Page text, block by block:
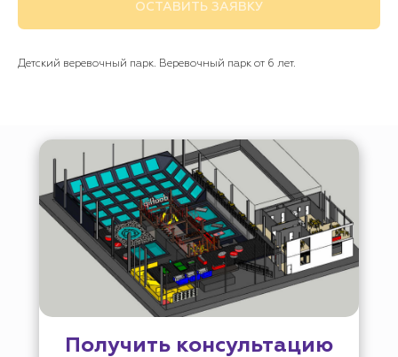
ОСТАВИТЬ ЗАЯВКУ
Детский веревочный парк. Веревочный парк от 6 лет.
Получить консультацию